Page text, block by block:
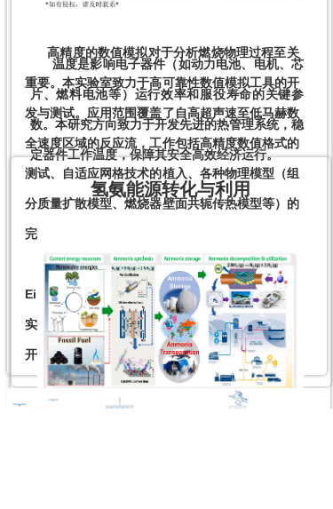
      高精度的数值模拟对于分析燃烧物理过程至关
重要。本实验室致力于高可靠性数值模拟工具的开
发与测试。应用范围覆盖了自高超声速至低马赫数
全速度区域的反应流，工作包括高精度数值格式的
测试、自适应网格技术的植入、各种物理模型（组
分质量扩散模型、燃烧器壁面共轭传热模型等）的
完善与开发。
      可用代码包括全可压缩N-S方程求解器
Eilmer（澳大利亚昆士兰大学高超声速中心开发，
实验室成员参与）、OpenFOAM开源框架下自主
开发的低马赫数燃烧求解器等。
片、燃料电池等）运行效率和服役寿命的关键参
数。本研究方向致力于开发先进的热管理系统，稳
定器件工作温度，保障其安全高效经济运行。
氢氨能源转化与利用